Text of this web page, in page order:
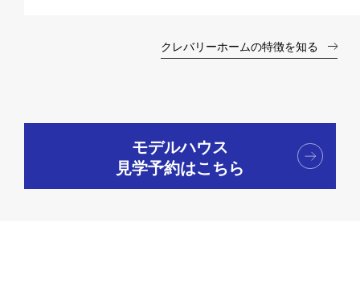
クレバリーホームの特徴を知る
モデルハウス
見学予約はこちら